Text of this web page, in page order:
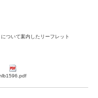
ついて案内したリーフレット